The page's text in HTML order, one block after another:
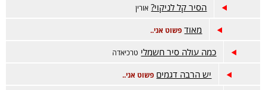
הסיר קל לניקוי? אורין
מאוד פשוט אני..
כמה עולה סיר חשמלי טרכיאדה
יש הרבה דגמים פשוט אני..